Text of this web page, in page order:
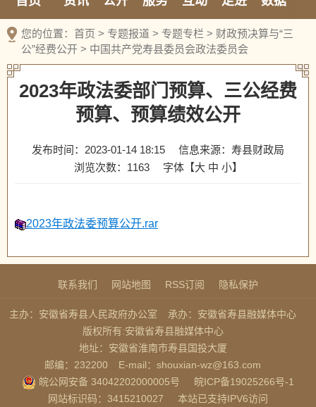
新媒体
您的位置： 首页 > 专题报道 > 专题专栏 > 财政预决算与“三
公”经费公开 > 中国共产党寿县委员会政法委员会
2023年政法委部门预算、三公经费
预算、预算绩效公开
发布时间：2023-01-14 18:15
信息来源：寿县财政局
浏览次数： 1163 字体【大 中 小】
2023年政法委预算公开.rar
联系我们 网站地图 RSS订阅 隐私保护
主办：安徽省寿县人民政府办公室
承办：安徽省寿县融媒体中心
版权所有:安徽省寿县融媒体中心
地址：安徽省淮南市寿县国投大厦
邮编：232200
E-mail：shouxian-wz@163.com
皖公网安备 34042202000005号
皖ICP备19025266号-1
网站标识码：3415210027
本站已支持IPV6访问